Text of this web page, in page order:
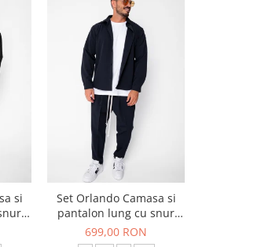
si
Set Orlando Camasa si
pantalon lung cu snur
Premium Navy
699,00 RON